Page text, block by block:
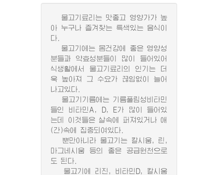
물고기료리는 맛좋고 영양가가 높
아 누구나 즐겨찾는 특색있는 음식이
다.
물고기에는 몸건강에 좋은 영양성
분들과 약효성분들이 많이 들어있어
식생활에서 물고기료리의 인기는 더
욱 높아져 그 수요가 끊임없이 늘어
나고있다.
물고기기름에는 기름풀림성비타민
들인 비타민A, D, E가 많이 들어있
는데 이것들은 살속에 퍼져있거나 애
(간)속에 집중되여있다.
뿐만아니라 물고기는 칼시움, 린,
마그네시움 등의 좋은 공급원천으로
도 된다.
물고기에 리진, 비타민D, 칼시움